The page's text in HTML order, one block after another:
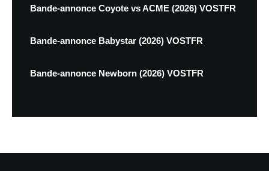
Bande-annonce Coyote vs ACME (2026) VOSTFR
Bande-annonce Babystar (2026) VOSTFR
Bande-annonce Newborn (2026) VOSTFR